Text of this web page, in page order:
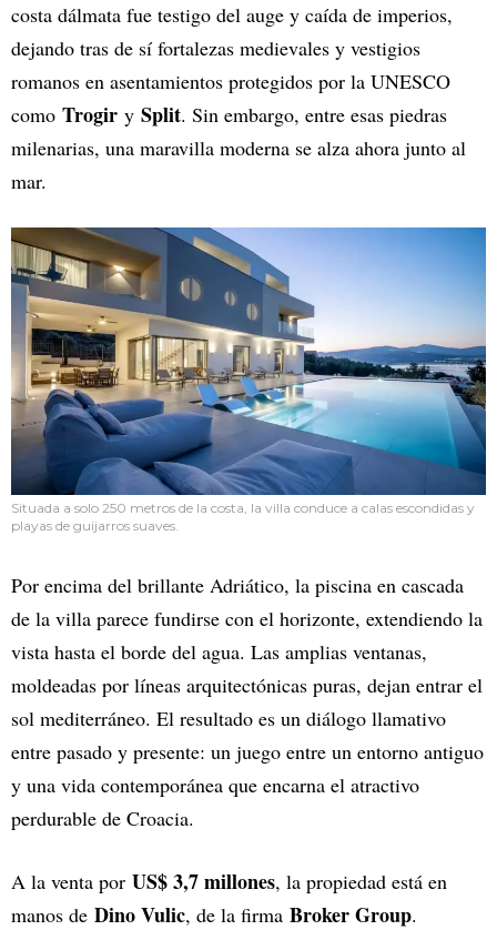
costa dálmata fue testigo del auge y caída de imperios,
dejando tras de sí fortalezas medievales y vestigios
romanos en asentamientos protegidos por la UNESCO
como Trogir y Split. Sin embargo, entre esas piedras
milenarias, una maravilla moderna se alza ahora junto al
mar.
Situada a solo 250 metros de la costa, la villa conduce a calas escondidas y
playas de guijarros suaves.
Por encima del brillante Adriático, la piscina en cascada
de la villa parece fundirse con el horizonte, extendiendo la
vista hasta el borde del agua. Las amplias ventanas,
moldeadas por líneas arquitectónicas puras, dejan entrar el
sol mediterráneo. El resultado es un diálogo llamativo
entre pasado y presente: un juego entre un entorno antiguo
y una vida contemporánea que encarna el atractivo
perdurable de Croacia.
A la venta por US$ 3,7 millones, la propiedad está en
manos de Dino Vulic, de la firma Broker Group.